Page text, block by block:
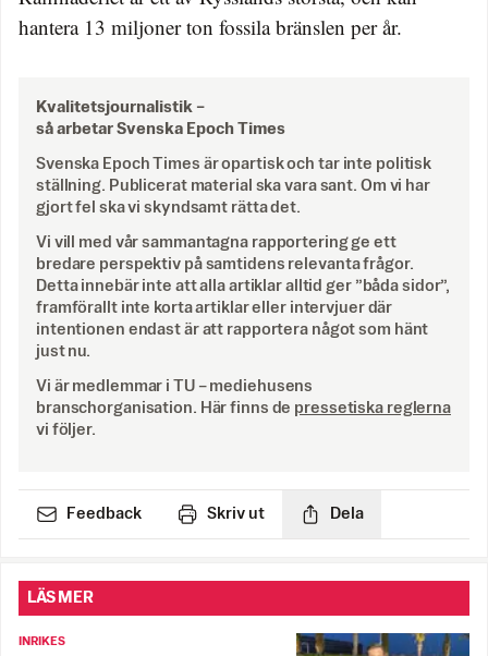
hantera 13 miljoner ton fossila bränslen per år.
Kvalitetsjournalistik –
så arbetar Svenska Epoch Times
Svenska Epoch Times är opartisk och tar inte politisk
ställning. Publicerat material ska vara sant. Om vi har
gjort fel ska vi skyndsamt rätta det.
Vi vill med vår sammantagna rapportering ge ett
bredare perspektiv på samtidens relevanta frågor.
Detta innebär inte att alla artiklar alltid ger ”båda sidor”,
framförallt inte korta artiklar eller intervjuer där
intentionen endast är att rapportera något som hänt
just nu.
Vi är medlemmar i TU – mediehusens
branschorganisation. Här finns de pressetiska reglerna
vi följer.
Feedback Skriv ut Dela
LÄS MER
INRIKES